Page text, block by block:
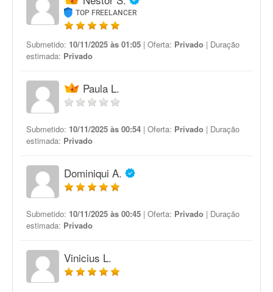
TOP FREELANCER
Submetido: 10/11/2025 às 01:05 | Oferta: Privado | Duração
estimada: Privado
Paula L.
Submetido: 10/11/2025 às 00:54 | Oferta: Privado | Duração
estimada: Privado
Dominiqui A.
Submetido: 10/11/2025 às 00:45 | Oferta: Privado | Duração
estimada: Privado
Vinicius L.